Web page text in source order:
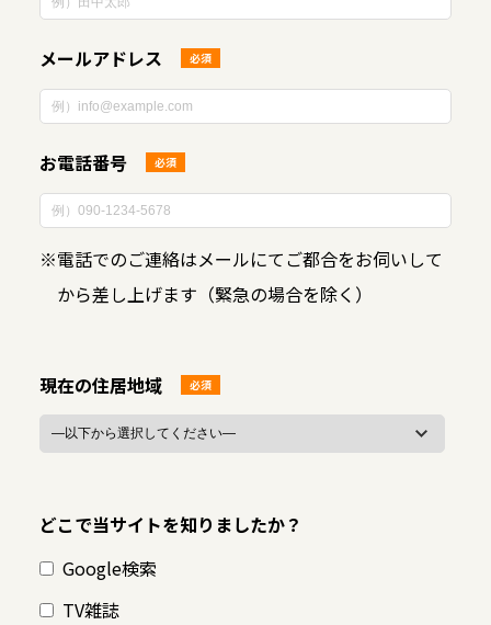
メールアドレス 必須
お電話番号 必須
※電話でのご連絡はメールにてご都合をお伺いして
から差し上げます（緊急の場合を除く）
現在の住居地域 必須
どこで当サイトを知りましたか？
Google検索
TV雑誌